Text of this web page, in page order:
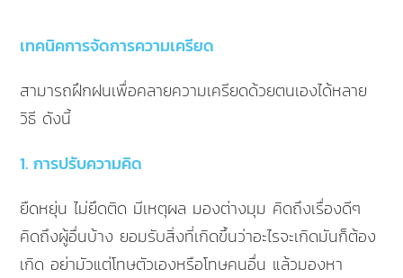
เทคนิคการจัดการความเครียด
สามารถฝึกฝนเพื่อคลายความเครียดด้วยตนเองได้หลาย
วิธี ดังนี้
1. การปรับความคิด
ยืดหยุ่น ไม่ยึดติด มีเหตุผล มองต่างมุม คิดถึงเรื่องดีๆ
คิดถึงผู้อื่นบ้าง ยอมรับสิ่งที่เกิดขึ้นว่าอะไรจะเกิดมันก็ต้อง
เกิด อย่ามัวแต่โทษตัวเองหรือโทษคนอื่น แล้วมองหา